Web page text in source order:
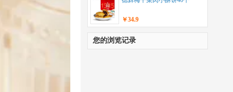
￥34.9
您的浏览记录